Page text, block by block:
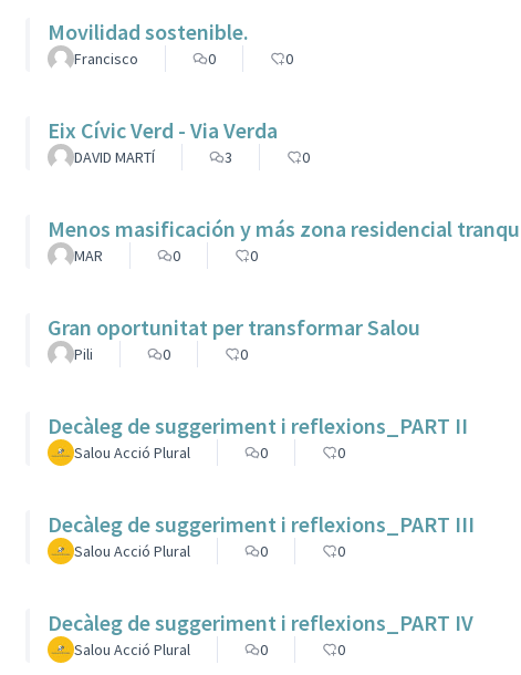
Movilidad sostenible.
Francisco 0 0
Eix Cívic Verd - Via Verda
DAVID MARTÍ 3 0
Menos masificación y más zona residencial
MAR 0 0
Gran oportunitat per transformar Salou
Pili 0 0
Decàleg de suggeriment i reflexions_PART II
Salou Acció Plural 0 0
Decàleg de suggeriment i reflexions_PART III
Salou Acció Plural 0 0
Decàleg de suggeriment i reflexions_PART IV
Salou Acció Plural 0 0